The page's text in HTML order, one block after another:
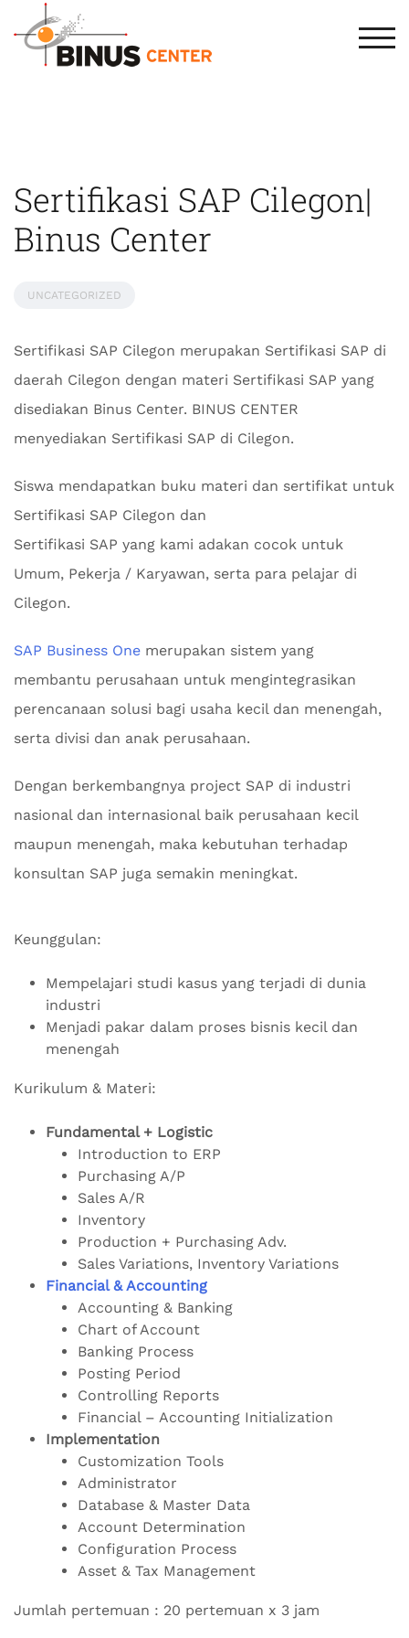
Sertifikasi SAP Cilegon|
Binus Center
UNCATEGORIZED
Sertifikasi SAP Cilegon merupakan Sertifikasi SAP di
daerah Cilegon dengan materi Sertifikasi SAP yang
disediakan Binus Center. BINUS CENTER
menyediakan Sertifikasi SAP di Cilegon.
Siswa mendapatkan buku materi dan sertifikat untuk
Sertifikasi SAP Cilegon dan
Sertifikasi SAP yang kami adakan cocok untuk
Umum, Pekerja / Karyawan, serta para pelajar di
Cilegon.
SAP Business One merupakan sistem yang
membantu perusahaan untuk mengintegrasikan
perencanaan solusi bagi usaha kecil dan menengah,
serta divisi dan anak perusahaan.
Dengan berkembangnya project SAP di industri
nasional dan internasional baik perusahaan kecil
maupun menengah, maka kebutuhan terhadap
konsultan SAP juga semakin meningkat.
Keunggulan:
Mempelajari studi kasus yang terjadi di dunia
industri
Menjadi pakar dalam proses bisnis kecil dan
menengah
Kurikulum & Materi:
Fundamental + Logistic
Introduction to ERP
Purchasing A/P
Sales A/R
Inventory
Production + Purchasing Adv.
Sales Variations, Inventory Variations
Financial & Accounting
Accounting & Banking
Chart of Account
Banking Process
Posting Period
Controlling Reports
Financial – Accounting Initialization
Implementation
Customization Tools
Administrator
Database & Master Data
Account Determination
Configuration Process
Asset & Tax Management
Jumlah pertemuan : 20 pertemuan x 3 jam